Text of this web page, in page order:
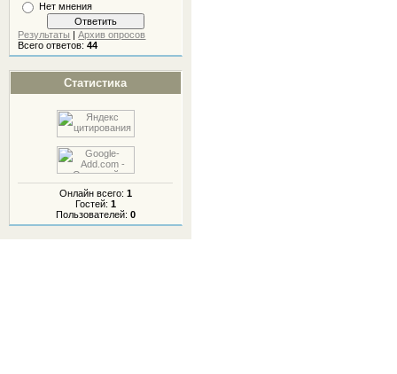
Нет мнения
Результаты |Архив опросов
Всего ответов:44
Статистика
Онлайн всего: 1
Гостей: 1
Пользователей: 0